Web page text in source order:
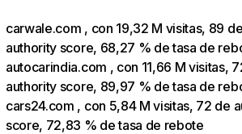
carwale.com , con 19,32 M visitas, 89
authority score, 68,27 % de tasa de
autocarindia.com , con 11,66 M visitas,
authority score, 89,97 % de tasa de
cars24.com , con 5,84 M visitas, 72 de
score, 72,83 % de tasa de rebote